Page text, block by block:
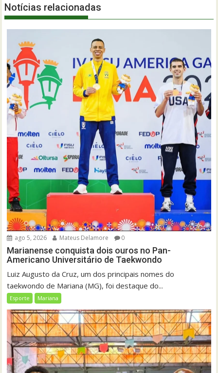
Notícias relacionadas
ago 5, 2026 Mateus Delamore 0
Marianense conquista dois ouros no Pan-
Americano Universitário de Taekwondo
Luiz Augusto da Cruz, um dos principais nomes do
taekwondo de Mariana (MG), foi destaque do...
Esporte Mariana